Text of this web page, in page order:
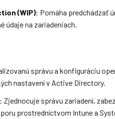
(WIP): Pomáha predchádzať
údaje na zariadeniach.
správu a konfiguráciu
nastavení v Active Directory.
: Zjednocuje správu zariadení,
prostredníctvom Intune a